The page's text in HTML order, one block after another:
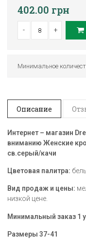
402.00 грн
- +
Минимальное
Описание
Интернет – магазин
вниманию Женские
св.серый/качи
Цветовая палитра:
Вид продаж и цены:
низкой цене.
Минимальный заказ 1
Размеры 37-41